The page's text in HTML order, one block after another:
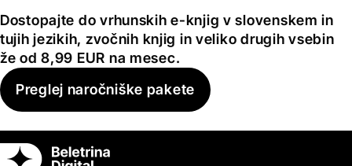
Dostopajte do vrhunskih e-knjig v slovenskem in
tujih jezikih, zvočnih knjig in veliko drugih vsebin
že od 8,99 EUR na mesec.
Preglej naročniške pakete